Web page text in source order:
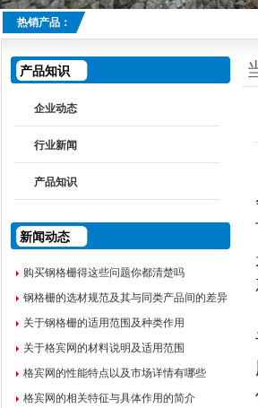
热销产品：
产品知识
企业动态
行业新闻
产品知识
新闻动态
购买钢格栅得这些问题你都清楚吗
钢格栅的选材规范及其与同类产品间的差异
关于钢格栅的适用范围及种类作用
关于格宾网的材料说明及适用范围
格宾网的性能特点以及市场详情有哪些
格宾网的相关特征与具体作用的简介